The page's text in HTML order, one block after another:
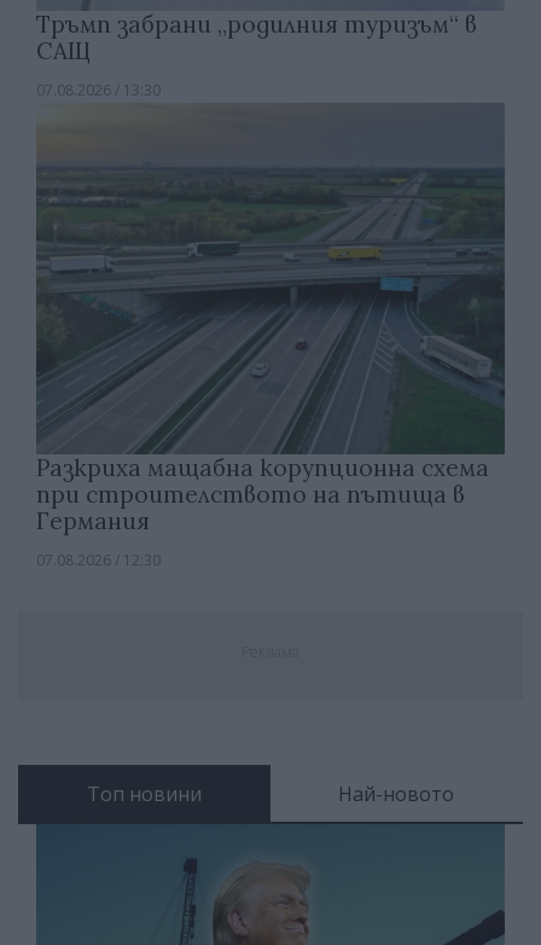
Тръмп забрани „родилния туризъм“ в
САЩ
07.08.2026 / 13:30
Разкриха мащабна корупционна схема
при строителството на пътища в
Германия
07.08.2026 / 12:30
Топ новини Най-новото